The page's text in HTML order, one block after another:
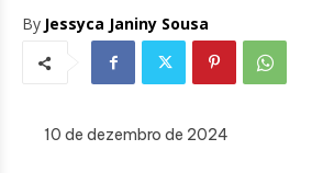
By Jessyca Janiny Sousa
10 de dezembro de 2024